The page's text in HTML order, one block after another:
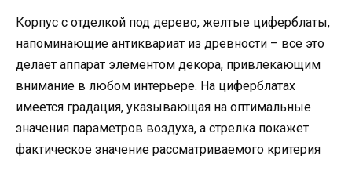
Корпус с отделкой под дерево, желтые циферблаты,
напоминающие антиквариат из древности – все это
делает аппарат элементом декора, привлекающим
внимание в любом интерьере. На циферблатах
имеется градация, указывающая на оптимальные
значения параметров воздуха, а стрелка покажет
фактическое значение рассматриваемого критерия